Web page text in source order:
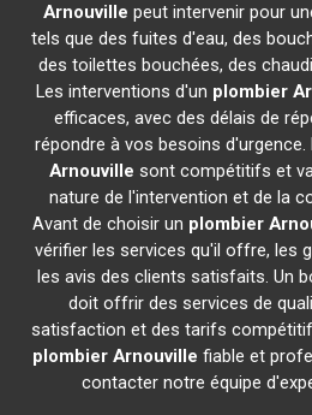
Arnouville peut intervenir pour
tels que des fuites d'eau, des
des toilettes bouchées, des
Les interventions d'un plombier
efficaces, avec des délais de
répondre à vos besoins
Arnouville sont compétitifs et
nature de l'intervention et de la
Avant de choisir un plombier
vérifier les services qu'il offre, les
les avis des clients satisfaits. Un
doit offrir des services de
satisfaction et des tarifs
plombier Arnouville fiable et
contacter notre équipe